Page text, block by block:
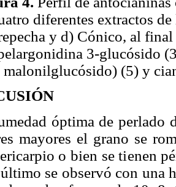
diferentes extractos
y d) Cónico, al
3-glucósido
malonilglucósido) (5) y
óptima de perlado
mayores el grano se
o bien se tienen
se observó con una